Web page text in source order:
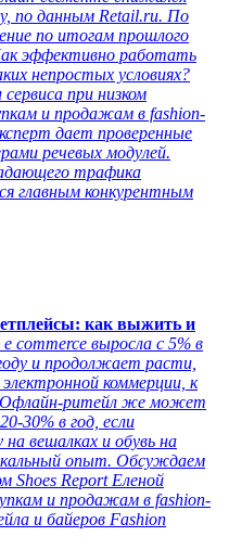
по данным Retail.ru. По
по итогам прошлого
эффективно работать
непростых условиях?
при низком
и продажам в fashion-
дает проверенные
речевых модулей.
трафика
главным конкурентным
как выжить и
commerce выросла с 5% в
и продолжает расти,
коммерции, к
Офлайн-ритейл же может
30% в год, если
вешалках и обувь на
опыт. Обсуждаем
Shoes Report Еленой
и продажам в fashion-
и байеров Fashion